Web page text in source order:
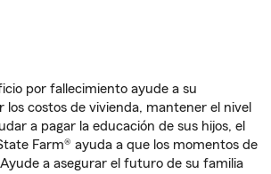
por fallecimiento ayude a su
los costos de vivienda, mantener el nivel
a pagar la educación de sus hijos, el
Farm® ayuda a que los momentos de
a asegurar el futuro de su familia